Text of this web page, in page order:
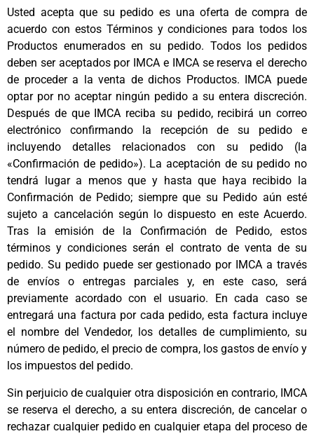
Usted acepta que su pedido es una oferta de compra de
acuerdo con estos Términos y condiciones para todos los
Productos enumerados en su pedido. Todos los pedidos
deben ser aceptados por IMCA e IMCA se reserva el derecho
de proceder a la venta de dichos Productos. IMCA puede
optar por no aceptar ningún pedido a su entera discreción.
Después de que IMCA reciba su pedido, recibirá un correo
electrónico confirmando la recepción de su pedido e
incluyendo detalles relacionados con su pedido (la
«Confirmación de pedido»). La aceptación de su pedido no
tendrá lugar a menos que y hasta que haya recibido la
Confirmación de Pedido; siempre que su Pedido aún esté
sujeto a cancelación según lo dispuesto en este Acuerdo.
Tras la emisión de la Confirmación de Pedido, estos
términos y condiciones serán el contrato de venta de su
pedido. Su pedido puede ser gestionado por IMCA a través
de envíos o entregas parciales y, en este caso, será
previamente acordado con el usuario. En cada caso se
entregará una factura por cada pedido, esta factura incluye
el nombre del Vendedor, los detalles de cumplimiento, su
número de pedido, el precio de compra, los gastos de envío y
los impuestos del pedido.
Sin perjuicio de cualquier otra disposición en contrario, IMCA
se reserva el derecho, a su entera discreción, de cancelar o
rechazar cualquier pedido en cualquier etapa del proceso de